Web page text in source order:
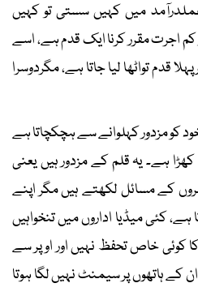
میں کہیں سستی تو کہیں
اجرت مقرر کرنا ایک قدم ہے، اسے
قدم تواٹھا لیا جاتا ہے، مگردوسرا
کو مزدور کہلوانے سے ہچکچاتا ہے
ہے۔ یہ قلم کے مزدور ہیں یعنی
کے مسائل لکھتے ہیں مگر اپنے
کئی میڈیا اداروں میں تنخواہیں
کا کوئی خاص تحفظ نہیں اور اوپر سے
ہاتھوں پر سیمنٹ نہیں لگا ہوتا